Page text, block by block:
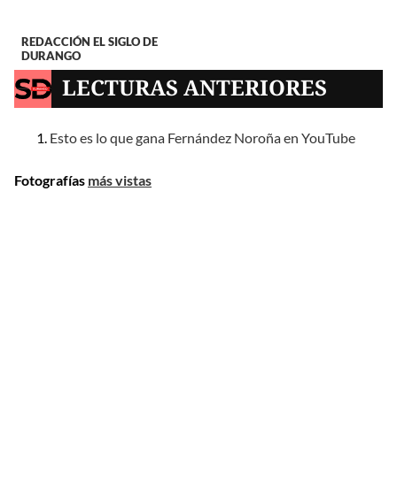
REDACCIÓN EL SIGLO DE
DURANGO
LECTURAS ANTERIORES
Esto es lo que gana Fernández Noroña en YouTube
Fotografías más vistas